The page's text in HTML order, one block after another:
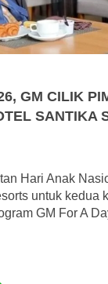
GM CILIK
SANTIKA
Hari Anak
untuk kedua
GM For A